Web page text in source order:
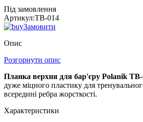
Під замовлення
Артикул:TB-014
Замовити
Опис
Розгорнути опис
Планка верхня для бар'єру Polanik
дуже міцного пластику для
всередині ребра жорсткості.
Характеристики